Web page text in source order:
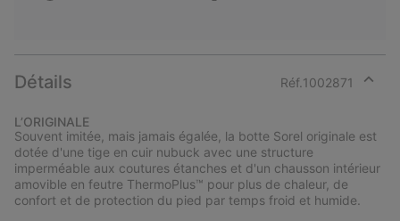
Détails Réf. 1002871
section
L’ORIGINALE
Souvent imitée, mais jamais égalée, la botte Sorel originale est
dotée d'une tige en cuir nubuck avec une structure
imperméable aux coutures étanches et d'un chausson intérieur
amovible en feutre ThermoPlus™ pour plus de chaleur, de
confort et de protection du pied par temps froid et humide.